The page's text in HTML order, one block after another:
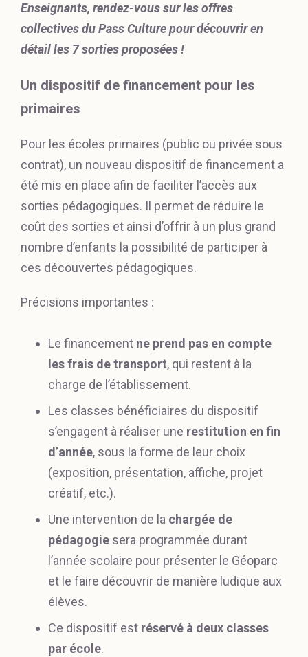
Enseignants, rendez-vous sur les offres
collectives du Pass Culture pour découvrir en
détail les 7 sorties proposées !
Un dispositif de financement pour les
primaires
Pour les écoles primaires (public ou privée sous
contrat), un nouveau dispositif de financement a
été mis en place afin de faciliter l’accès aux
sorties pédagogiques. Il permet de réduire le
coût des sorties et ainsi d’offrir à un plus grand
nombre d’enfants la possibilité de participer à
ces découvertes pédagogiques.
Précisions importantes :
Le financement ne prend pas en compte
les frais de transport, qui restent à la
charge de l’établissement.
Les classes bénéficiaires du dispositif
s’engagent à réaliser une restitution en fin
d’année, sous la forme de leur choix
(exposition, présentation, affiche, projet
créatif, etc.).
Une intervention de la chargée de
pédagogie sera programmée durant
l’année scolaire pour présenter le Géoparc
et le faire découvrir de manière ludique aux
élèves.
Ce dispositif est réservé à deux classes
par école.